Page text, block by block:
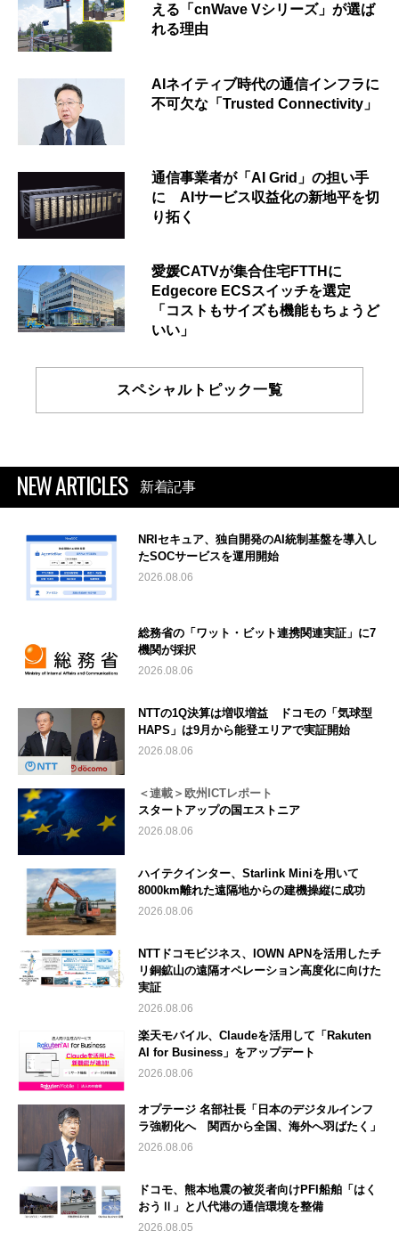
える「cnWave Vシリーズ」が選ば
れる理由
AIネイティブ時代の通信インフラに
不可欠な「Trusted Connectivity」
通信事業者が「AI Grid」の担い手
に AIサービス収益化の新地平を切
り拓く
愛媛CATVが集合住宅FTTHに
Edgecore ECSスイッチを選定
「コストもサイズも機能もちょうど
いい」
スペシャルトピック一覧
NEW ARTICLES 新着記事
NRIセキュア、独自開発のAI統制基盤を導入し
たSOCサービスを運用開始
2026.08.06
総務省の「ワット・ビット連携関連実証」に7
機関が採択
2026.08.06
NTTの1Q決算は増収増益 ドコモの「気球型
HAPS」は9月から能登エリアで実証開始
2026.08.06
＜連載＞欧州ICTレポート
スタートアップの国エストニア
2026.08.06
ハイテクインター、Starlink Miniを用いて
8000km離れた遠隔地からの建機操縦に成功
2026.08.06
NTTドコモビジネス、IOWN APNを活用したチ
リ銅鉱山の遠隔オペレーション高度化に向けた
実証
2026.08.06
楽天モバイル、Claudeを活用して「Rakuten
AI for Business」をアップデート
2026.08.06
オプテージ 名部社長「日本のデジタルインフ
ラ強靭化へ 関西から全国、海外へ羽ばたく」
2026.08.06
ドコモ、熊本地震の被災者向けPFI船舶「はく
おうⅡ」と八代港の通信環境を整備
2026.08.05